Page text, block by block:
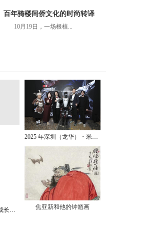
百年骑楼间侨文化的时尚转译
10月19日，一场根植...
2025 年深圳（龙华）・米兰双城时尚周完美收官：四大亮点回顾，见证时尚与创新的交融
《从武状元到将军的成长档案》图片展开幕 焦亚新和他的钟馗画